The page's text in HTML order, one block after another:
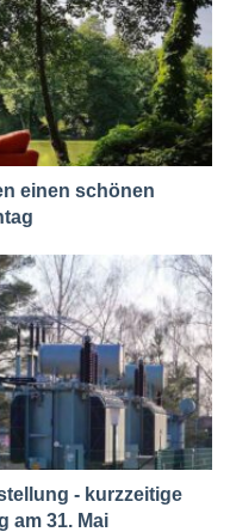
einen schönen
- kurzzeitige
am 31. Mai